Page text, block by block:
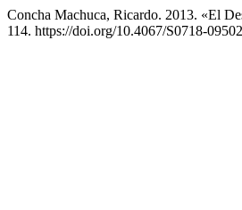
Concha Machuca, Ricardo. 2013. «El
114. https://doi.org/10.4067/S0718-